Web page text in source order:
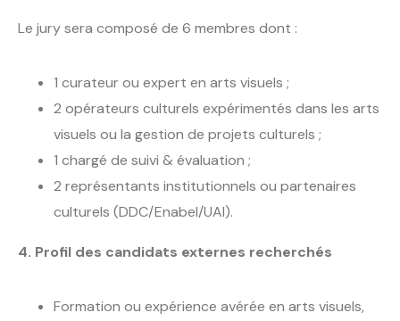
Le jury sera composé de 6 membres dont :
1 curateur ou expert en arts visuels ;
2 opérateurs culturels expérimentés dans les arts
visuels ou la gestion de projets culturels ;
1 chargé de suivi & évaluation ;
2 représentants institutionnels ou partenaires
culturels (DDC/Enabel/UAI).
4. Profil des candidats externes recherchés
Formation ou expérience avérée en arts visuels,